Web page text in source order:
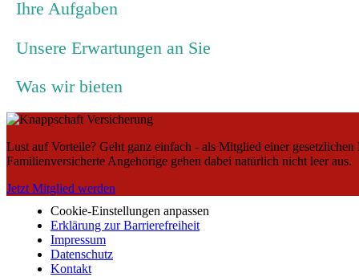
Ihre Aufgaben
Unsere Erwartungen an Sie
Was wir bieten
Lust auf Vorteile? Geht ganz einfach - als Mitglied einer gesetzlichen
Familienversicherte Angehörige gehen dabei natürlich nicht leer aus.
Jetzt Mitglied werden
Cookie-Einstellungen anpassen
Erklärung zur Barrierefreiheit
Impressum
Datenschutz
Kontakt